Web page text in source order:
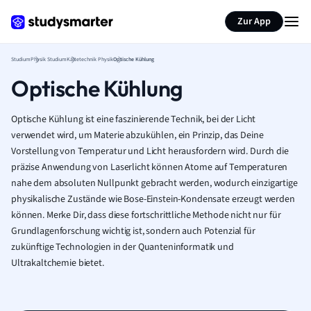
Zur App
StudiumPhysik StudiumKältetechnik PhysikOptische Kühlung
Optische Kühlung
Optische Kühlung ist eine faszinierende Technik, bei der Licht
verwendet wird, um Materie abzukühlen, ein Prinzip, das Deine
Vorstellung von Temperatur und Licht herausfordern wird. Durch die
präzise Anwendung von Laserlicht können Atome auf Temperaturen
nahe dem absoluten Nullpunkt gebracht werden, wodurch einzigartige
physikalische Zustände wie Bose-Einstein-Kondensate erzeugt werden
können. Merke Dir, dass diese fortschrittliche Methode nicht nur für
Grundlagenforschung wichtig ist, sondern auch Potenzial für
zukünftige Technologien in der Quanteninformatik und
Ultrakaltchemie bietet.